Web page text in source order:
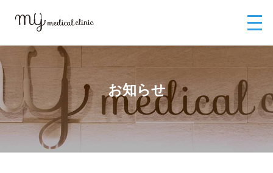
クチン」の接種を再開いたします。
お知らせ